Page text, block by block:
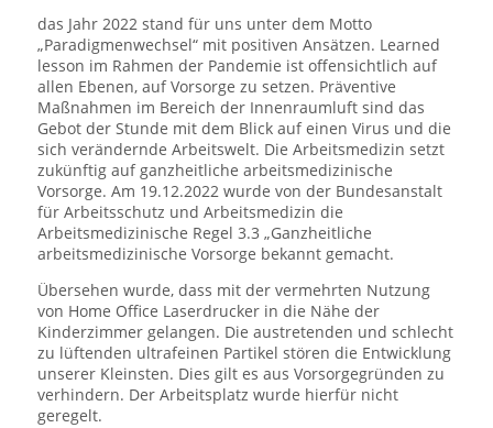
das Jahr 2022 stand für uns unter dem Motto
„Paradigmenwechsel“ mit positiven Ansätzen. Learned
lesson im Rahmen der Pandemie ist offensichtlich auf
allen Ebenen, auf Vorsorge zu setzen. Präventive
Maßnahmen im Bereich der Innenraumluft sind das
Gebot der Stunde mit dem Blick auf einen Virus und die
sich verändernde Arbeitswelt. Die Arbeitsmedizin setzt
zukünftig auf ganzheitliche arbeitsmedizinische
Vorsorge. Am 19.12.2022 wurde von der Bundesanstalt
für Arbeitsschutz und Arbeitsmedizin die
Arbeitsmedizinische Regel 3.3 „Ganzheitliche
arbeitsmedizinische Vorsorge bekannt gemacht.
Übersehen wurde, dass mit der vermehrten Nutzung
von Home Office Laserdrucker in die Nähe der
Kinderzimmer gelangen. Die austretenden und schlecht
zu lüftenden ultrafeinen Partikel stören die Entwicklung
unserer Kleinsten. Dies gilt es aus Vorsorgegründen zu
verhindern. Der Arbeitsplatz wurde hierfür nicht
geregelt.